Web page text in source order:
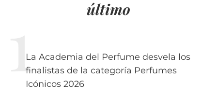
último
La Academia del Perfume desvela los
finalistas de la categoría Perfumes
Icónicos 2026